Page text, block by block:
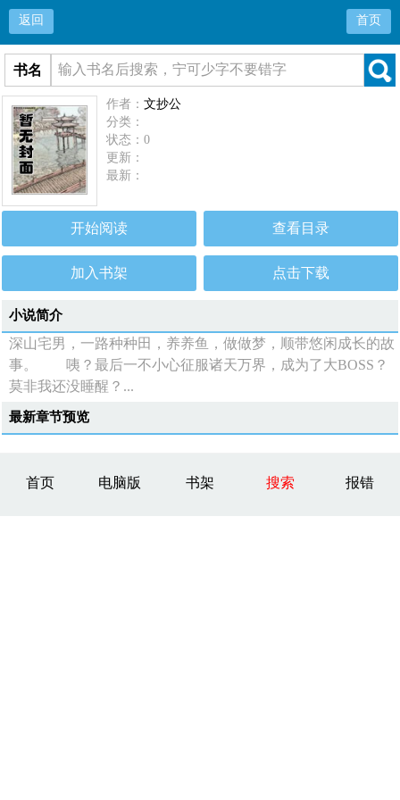
返回 首页
书名
作者：文抄公
分类：
状态：0
更新：
最新：
开始阅读 查看目录
加入书架 点击下载
小说简介
深山宅男，一路种种田，养养鱼，做做梦，顺带悠闲成长的故
事。 咦？最后一不小心征服诸天万界，成为了大BOSS？
莫非我还没睡醒？...
最新章节预览
首页 电脑版 书架 搜索 报错